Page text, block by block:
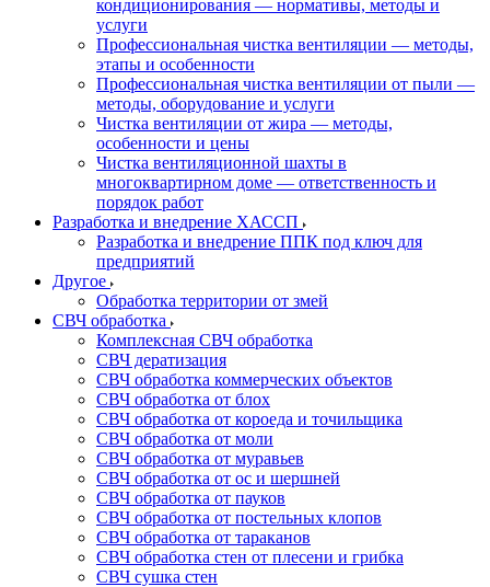
кондиционирования — нормативы, методы и
услуги
Профессиональная чистка вентиляции — методы,
этапы и особенности
Профессиональная чистка вентиляции от пыли —
методы, оборудование и услуги
Чистка вентиляции от жира — методы,
особенности и цены
Чистка вентиляционной шахты в
многоквартирном доме — ответственность и
порядок работ
Разработка и внедрение ХАССП
Разработка и внедрение ППК под ключ для
предприятий
Другое
Обработка территории от змей
СВЧ обработка
Комплексная СВЧ обработка
СВЧ дератизация
СВЧ обработка коммерческих объектов
СВЧ обработка от блох
СВЧ обработка от короеда и точильщика
СВЧ обработка от моли
СВЧ обработка от муравьев
СВЧ обработка от ос и шершней
СВЧ обработка от пауков
СВЧ обработка от постельных клопов
СВЧ обработка от тараканов
СВЧ обработка стен от плесени и грибка
СВЧ сушка стен